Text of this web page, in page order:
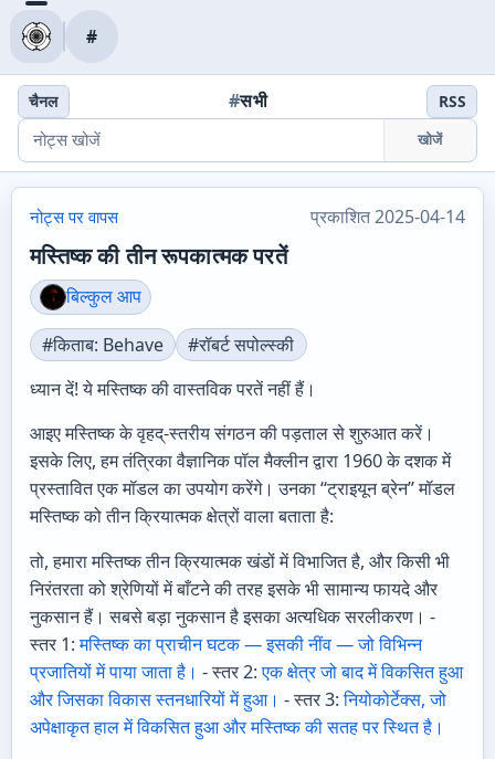
#
चैनल #सभी RSS
खोजें
नोट्स पर वापस प्रकाशित 2025-04-14
मस्तिष्क की तीन रूपकात्मक परतें
बिल्कुल आप
#किताब: Behave
#रॉबर्ट सपोल्स्की
ध्यान दें! ये मस्तिष्क की वास्तविक परतें नहीं हैं।
आइए मस्तिष्क के वृहद्-स्तरीय संगठन की पड़ताल से शुरुआत करें।
इसके लिए, हम तंत्रिका वैज्ञानिक पॉल मैक्लीन द्वारा 1960 के दशक में
प्रस्तावित एक मॉडल का उपयोग करेंगे। उनका “ट्राइयून ब्रेन” मॉडल
मस्तिष्क को तीन क्रियात्मक क्षेत्रों वाला बताता है:
तो, हमारा मस्तिष्क तीन क्रियात्मक खंडों में विभाजित है, और किसी भी
निरंतरता को श्रेणियों में बाँटने की तरह इसके भी सामान्य फायदे और
नुकसान हैं। सबसे बड़ा नुकसान है इसका अत्यधिक सरलीकरण। -
स्तर 1:मस्तिष्क का प्राचीन घटक — इसकी नींव — जो विभिन्न
प्रजातियों में पाया जाता है। - स्तर 2:एक क्षेत्र जो बाद में विकसित हुआ
और जिसका विकास स्तनधारियों में हुआ। - स्तर 3:नियोकोर्टेक्स, जो
अपेक्षाकृत हाल में विकसित हुआ और मस्तिष्क की सतह पर स्थित है।